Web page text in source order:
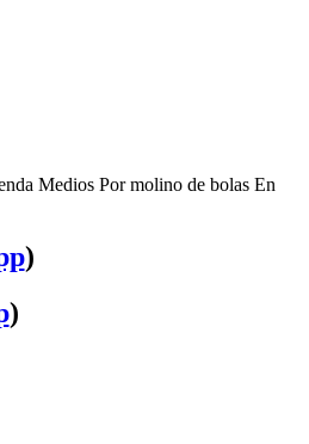
Medios Por molino de bolas En
)
)